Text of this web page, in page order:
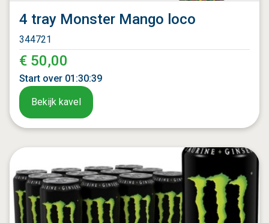
4 tray Monster Mango loco
344721
€ 50,00
Start over 01 :30:37
Bekijk kavel